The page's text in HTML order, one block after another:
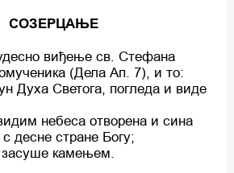
СОЗЕРЦАЊЕ
виђење св. Стефана
(Дела Ап. 7), и то:
Духа Светога, погледа и виде
небеса отворена и сина
с десне стране Богу;
засуше камењем.